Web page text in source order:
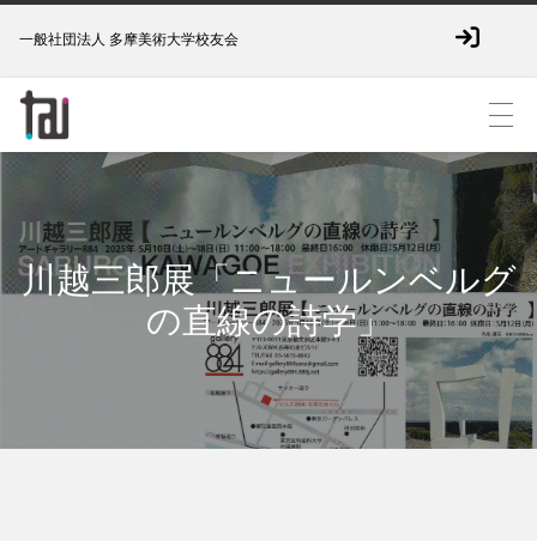
一般社団法人 多摩美術大学校友会
川越三郎展「ニュールンベルグ
の直線の詩学」